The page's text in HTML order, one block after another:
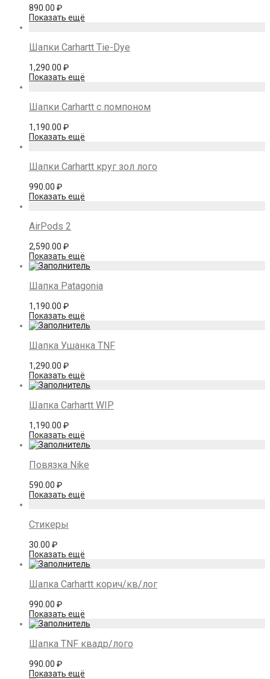
890.00 ₽
Показать ещё
Шапки Carhartt Tie-Dye
1,290.00 ₽
Показать ещё
Шапки Carhartt с помпоном
1,190.00 ₽
Показать ещё
Шапки Carhartt круг зол лого
990.00 ₽
Показать ещё
AirPods 2
2,590.00 ₽
Показать ещё
Шапка Patagonia
1,190.00 ₽
Показать ещё
Шапка Ушанка TNF
1,290.00 ₽
Показать ещё
Шапка Carhartt WIP
1,190.00 ₽
Показать ещё
Повязка Nike
590.00 ₽
Показать ещё
Стикеры
30.00 ₽
Показать ещё
Шапка Carhartt корич/кв/лог
990.00 ₽
Показать ещё
Шапка TNF квадр/лого
990.00 ₽
Показать ещё